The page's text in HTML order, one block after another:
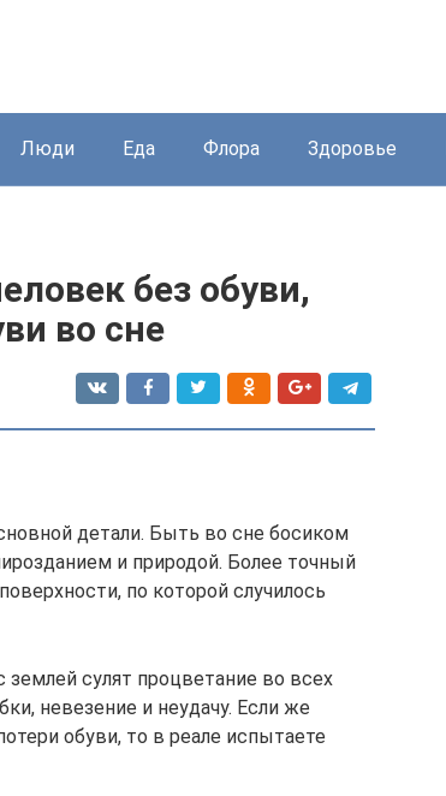
Люди Еда Флора Здоровье
без обуви,
во сне
детали. Быть во сне босиком
и природой. Более точный
по которой случилось
сулят процветание во всех
невезение и неудачу. Если же
обуви, то в реале испытаете